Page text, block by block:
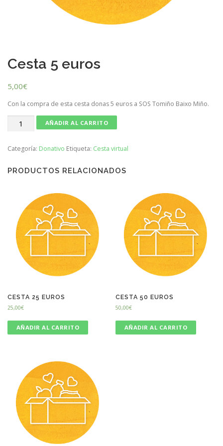
Cesta 5 euros
5,00€
Con la compra de esta cesta donas 5 euros a SOS Tomiño Baixo Miño.
Cesta
cantidad
AÑADIR AL CARRITO
Categoría: Donativo Etiqueta: Cesta virtual
PRODUCTOS RELACIONADOS
CESTA 25 EUROS
25,00€
AÑADIR AL CARRITO
CESTA 50 EUROS
50,00€
AÑADIR AL CARRITO